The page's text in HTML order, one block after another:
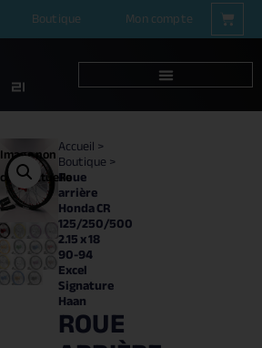
Boutique Mon compte
Image non
contractuelle
Accueil>
Boutique>
Roue
arrière
Honda CR
125/250/500
2.15 x 18
90-94
Excel
Signature
Haan
ROUE